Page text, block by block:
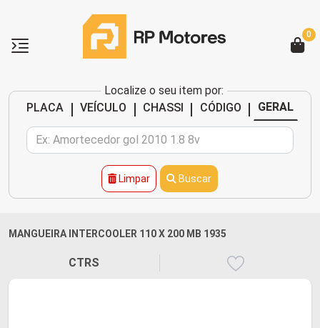
Localize o seu item por:
PLACA
| VEÍCULO | CHASSI | CÓDIGO | GERAL
Limpar Buscar
0
MANGUEIRA INTERCOOLER 110 X 200 MB 1935
CTRS